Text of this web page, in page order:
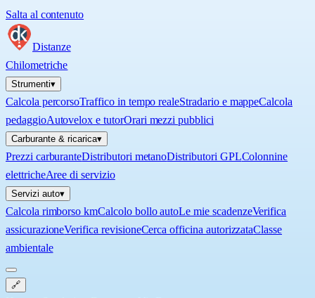
Salta al contenuto
Distanze
Chilometriche
Strumenti▾
Calcola percorsoTraffico in tempo realeStradario e mappeCalcola
pedaggioAutovelox e tutorOrari mezzi pubblici
Carburante & ricarica▾
Prezzi carburanteDistributori metanoDistributori GPLColonnine
elettricheAree di servizio
Servizi auto▾
Calcola rimborso kmCalcolo bollo autoLe mie scadenzeVerifica
assicurazioneVerifica revisioneCerca officina autorizzataClasse
ambientale
🔗